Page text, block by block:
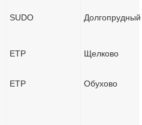
SUDO Долгопрудный
ETP Щелково
ETP Обухово